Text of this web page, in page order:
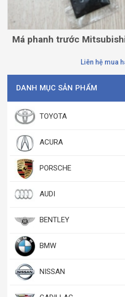
Má phanh trước
Liên hệ mua
DANH MỤC SẢN PHẨM
TOYOTA
ACURA
PORSCHE
AUDI
BENTLEY
BMW
NISSAN